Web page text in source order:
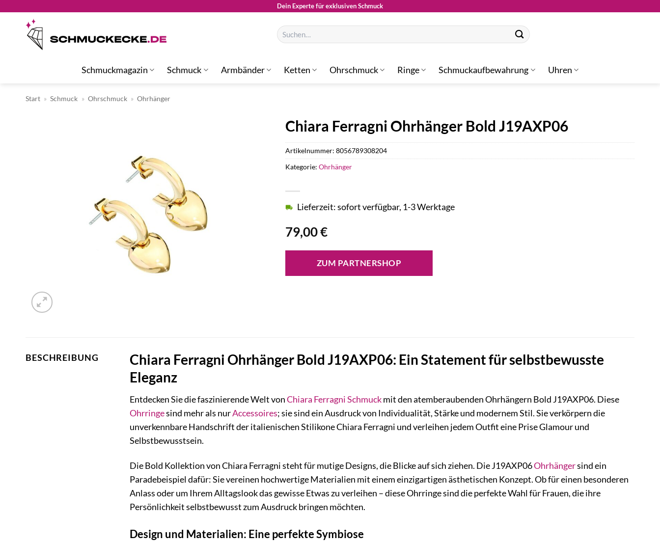
springen
Dein Experte für exklusiven Schmuck
Suchen
nach:
Schmuckmagazin Schmuck Armbänder Ketten Ohrschmuck Ringe Schmuckaufbewahrung Uhren
Start » Schmuck » Ohrschmuck » Ohrhänger
Chiara Ferragni Ohrhänger Bold J19AXP06
79,00€
Lieferzeit: sofort verfügbar, 1-3 Werktage
ZUM PARTNERSHOP
Artikelnummer:8056789308204
Kategorie:Ohrhänger
BESCHREIBUNG
Chiara Ferragni Ohrhänger Bold J19AXP06: Ein Statement für selbstbewusste
Eleganz
Entdecken Sie die faszinierende Welt vonChiara FerragniSchmuckmit den atemberaubenden Ohrhängern Bold J19AXP06. Diese
Ohrringesind mehr als nurAccessoires; sie sind ein Ausdruck von Individualität, Stärke und modernem Stil. Sie verkörpern die
unverkennbare Handschrift der italienischen Stilikone Chiara Ferragni und verleihen jedem Outfit eine Prise Glamour und
Selbstbewusstsein.
Die Bold Kollektion von Chiara Ferragni steht für mutige Designs, die Blicke auf sich ziehen. Die J19AXP06Ohrhängersind ein
Paradebeispiel dafür: Sie vereinen hochwertige Materialien mit einem einzigartigen ästhetischen Konzept. Ob für einen besonderen
Anlass oder um Ihrem Alltagslook das gewisse Etwas zu verleihen – diese Ohrringe sind die perfekte Wahl für Frauen, die ihre
Persönlichkeit selbstbewusst zum Ausdruck bringen möchten.
Design und Materialien: Eine perfekte Symbiose